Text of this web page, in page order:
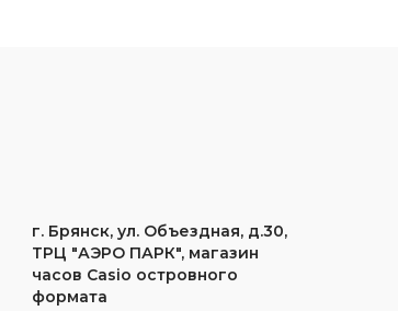
г. Брянск, ул. Объездная, д.30,
ТРЦ "АЭРО ПАРК", магазин
часов Casio островного
формата